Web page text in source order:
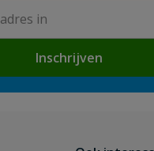
Inschrijven